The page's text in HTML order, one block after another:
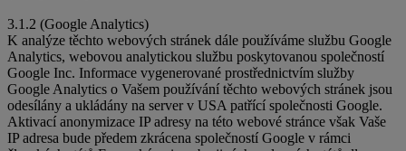
3.1.2 (Google Analytics)
K analýze těchto webových stránek dále používáme službu Google
Analytics, webovou analytickou službu poskytovanou společností
Google Inc. Informace vygenerované prostřednictvím služby
Google Analytics o Vašem používání těchto webových stránek jsou
odesílány a ukládány na server v USA patřící společnosti Google.
Aktivací anonymizace IP adresy na této webové stránce však Vaše
IP adresa bude předem zkrácena společností Google v rámci